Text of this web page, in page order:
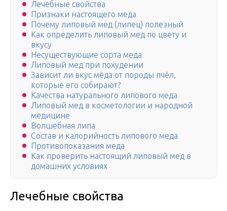
Лечебные свойства
Признаки настоящего меда
Почему липовый мед (липец) полезный
Как определить липовый мед по цвету и
вкусу
Несуществующие сорта меда
Липовый мед при похудении
Зависит ли вкус мёда от породы пчёл,
которые его собирают?
Качества натурального липового меда
Липовый мед в косметологии и народной
медицине
Волшебная липа
Состав и калорийность липового меда
Противопоказания меда
Как проверить настоящий липовый мед в
домашних условиях
Лечебные свойства